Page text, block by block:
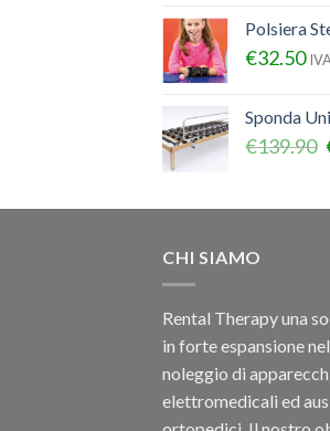
Polsiera
€32.50
Sponda
€139.90
CHI SIAMO
Rental Therapy una
in forte espansione
noleggio di
elettromedicali ed